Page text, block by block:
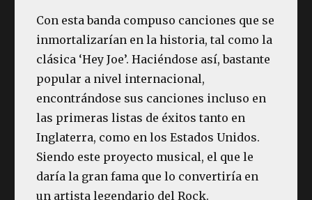
Con esta banda compuso canciones que se
inmortalizarían en la historia, tal como la
clásica ‘Hey Joe’. Haciéndose así, bastante
popular a nivel internacional,
encontrándose sus canciones incluso en
las primeras listas de éxitos tanto en
Inglaterra, como en los Estados Unidos.
Siendo este proyecto musical, el que le
daría la gran fama que lo convertiría en
un artista legendario del Rock.